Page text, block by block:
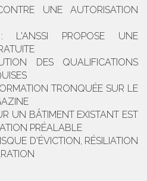
UNE AUTORISATION
: L'ANSSI PROPOSE UNE
DES QUALIFICATIONS
TRONQUÉE SUR LE
UN BÂTIMENT EXISTANT EST
PRÉALABLE
D'ÉVICTION, RÉSILIATION